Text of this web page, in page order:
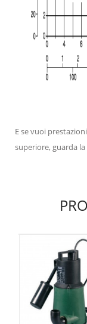
E se vuoi
superiore, guarda la